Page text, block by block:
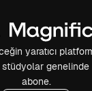
yaratıcı
abone.